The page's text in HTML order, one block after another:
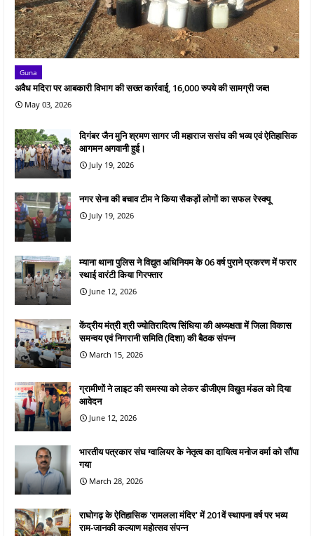
Guna
अवैध मदिरा पर आबकारी विभाग की सख्त कार्रवाई, 16,000 रुपये की सामग्री जब्त
May 03, 2026
दिगंबर जैन मुनि श्रमण सागर जी महाराज ससंघ की भव्य एवं ऐतिहासिक
आगमन अगवानी हुई।
July 19, 2026
नगर सेना की बचाव टीम ने किया सैकड़ों लोगों का सफल रेस्क्यू
July 19, 2026
म्याना थाना पुलिस ने विद्युत अधिनियम के 06 वर्ष पुराने प्रकरण में फरार
स्थाई वारंटी किया गिरफ्तार
June 12, 2026
केंद्रीय मंत्री श्री ज्योतिरादित्य सिंधिया की अध्यक्षता में जिला विकास
समन्वय एवं निगरानी समिति (दिशा) की बैठक संपन्न
March 15, 2026
ग्रामीणों ने लाइट की समस्या को लेकर डीजीएम विद्युत मंडल को दिया
आवेदन
June 12, 2026
भारतीय पत्रकार संघ ग्वालियर के नेतृत्व का दायित्व मनोज वर्मा को सौंपा
गया
March 28, 2026
राघोगढ़ के ऐतिहासिक 'रामलला मंदिर' में 201वें स्थापना वर्ष पर भव्य
राम-जानकी कल्याण महोत्सव संपन्न